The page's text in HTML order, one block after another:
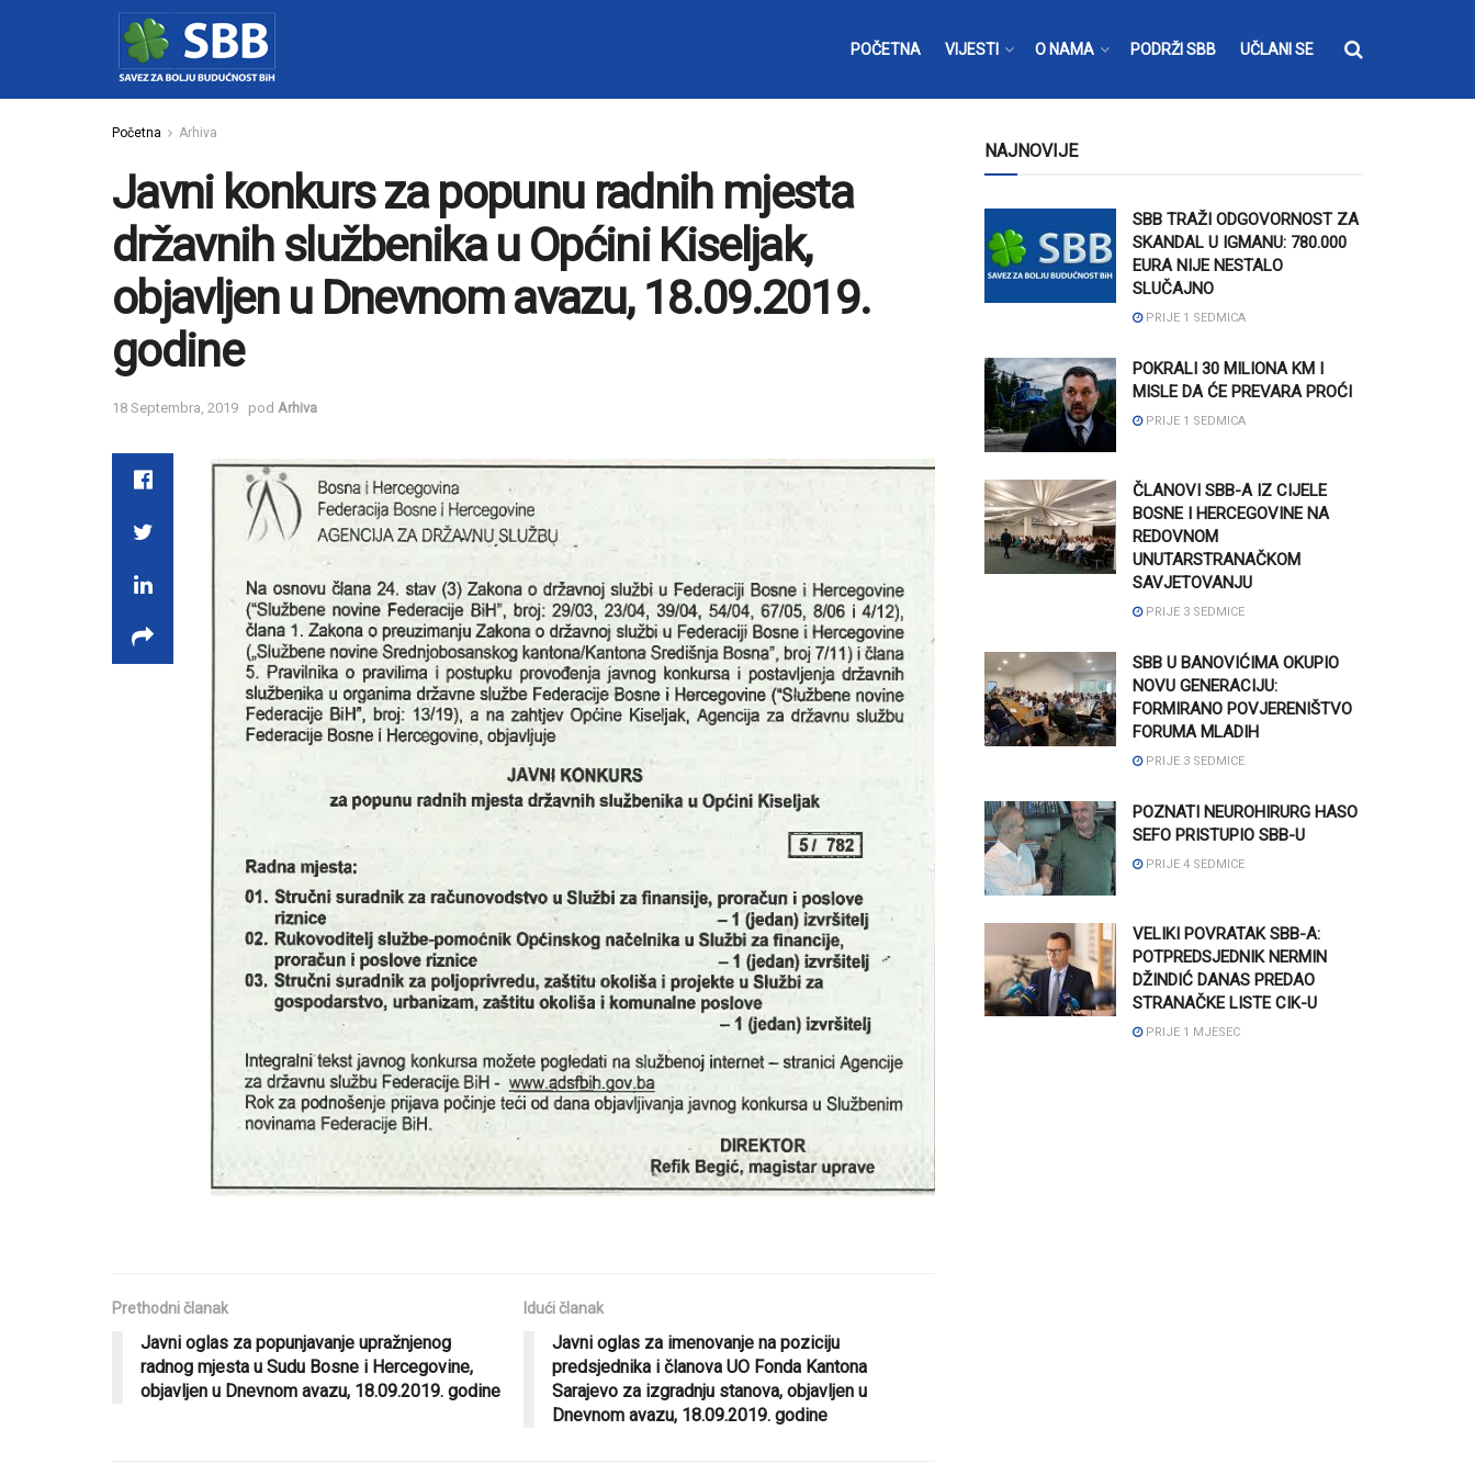
POČETNA VIJESTI O NAMA PODRŽI SBB UČLANI SE
Početna Arhiva
Javni konkurs za popunu radnih mjesta
državnih službenika u Općini Kiseljak,
objavljen u Dnevnom avazu, 18.09.2019.
godine
18 Septembra, 2019 pod Arhiva
Prethodni članak
Javni oglas za popunjavanje upražnjenog
radnog mjesta u Sudu Bosne i Hercegovine,
objavljen u Dnevnom avazu, 18.09.2019. godine
Idući članak
Javni oglas za imenovanje na poziciju
predsjednika i članova UO Fonda Kantona
Sarajevo za izgradnju stanova, objavljen u
Dnevnom avazu, 18.09.2019. godine
NAJNOVIJE
SBB TRAŽI ODGOVORNOST ZA
SKANDAL U IGMANU: 780.000
EURA NIJE NESTALO
SLUČAJNO
PRIJE 1 SEDMICA
POKRALI 30 MILIONA KM I
MISLE DA ĆE PREVARA PROĆI
PRIJE 1 SEDMICA
ČLANOVI SBB-A IZ CIJELE
BOSNE I HERCEGOVINE NA
REDOVNOM
UNUTARSTRANAČKOM
SAVJETOVANJU
PRIJE 3 SEDMICE
SBB U BANOVIĆIMA OKUPIO
NOVU GENERACIJU:
FORMIRANO POVJERENIŠTVO
FORUMA MLADIH
PRIJE 3 SEDMICE
POZNATI NEUROHIRURG HASO
SEFO PRISTUPIO SBB-U
PRIJE 4 SEDMICE
VELIKI POVRATAK SBB-A:
POTPREDSJEDNIK NERMIN
DŽINDIĆ DANAS PREDAO
STRANAČKE LISTE CIK-U
PRIJE 1 MJESEC